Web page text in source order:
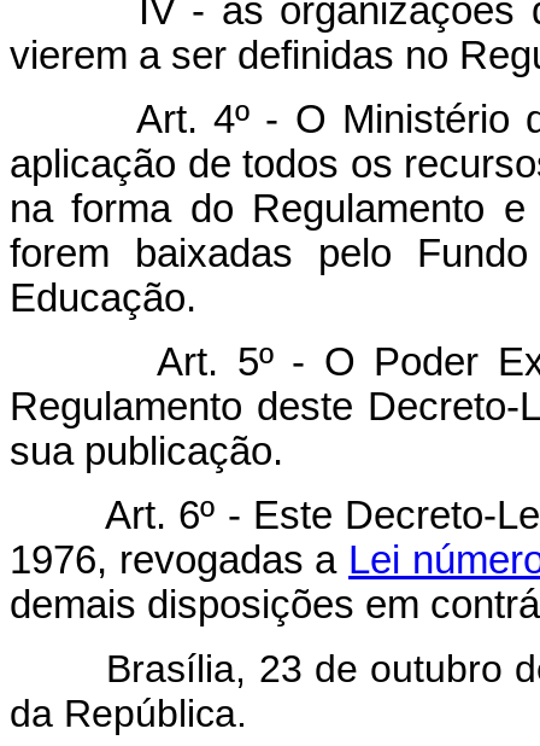
IV - as organizações de
vierem a ser definidas no
Art. 4º - O Ministério da
aplicação de todos os
na forma do Regulamento
forem baixadas pelo
Educação.
Art. 5º - O Poder
Regulamento deste
sua publicação.
Art. 6º - Este Decreto-
1976, revogadas a Lei
demais disposições em
Brasília, 23 de outubro de
da República.